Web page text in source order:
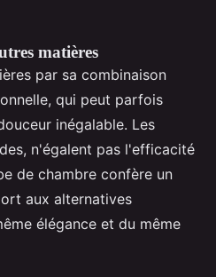
matières
par sa combinaison
qui peut parfois
inégalable. Les
n'égalent pas l'efficacité
de chambre confère un
aux alternatives
élégance et du même